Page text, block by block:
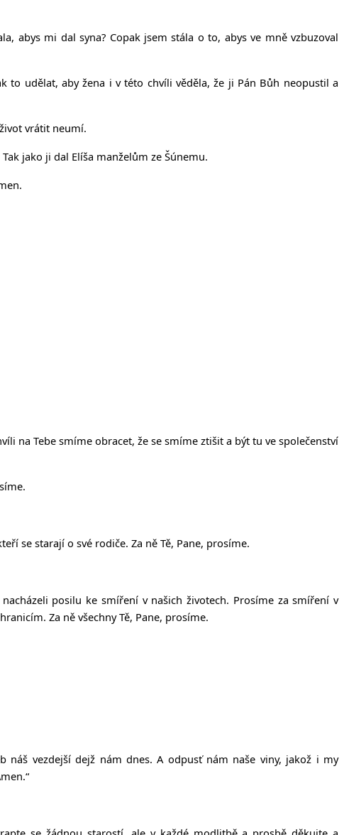
abys mi dal syna? Copak jsem stála o to, abys ve mně vzbuzoval
to udělat, aby žena i v této chvíli věděla, že ji Pán Bůh neopustil a
vrátit neumí.
jako ji dal Elíša manželům ze Šúnemu.
na Tebe smíme obracet, že se smíme ztišit a být tu ve společenství
se starají o své rodiče. Za ně Tě, Pane, prosíme.
posilu ke smíření v našich životech. Prosíme za smíření v
Za ně všechny Tě, Pane, prosíme.
náš vezdejší dejž nám dnes. A odpusť nám naše viny, jakož i my